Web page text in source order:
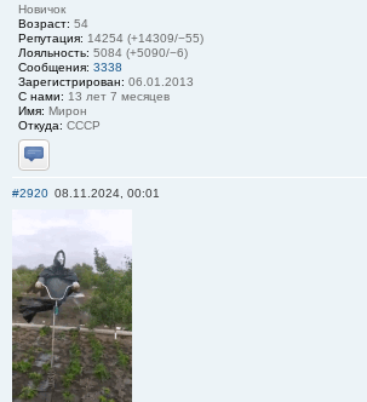
Новичок
Возраст: 54
Репутация: 14254 (+14309/−55)
Лояльность: 5084 (+5090/−6)
Сообщения: 3338
Зарегистрирован: 06.01.2013
С нами: 13 лет 7 месяцев
Имя: Мирон
Откуда: СССР
Отправить личное сообщение
#2920 08.11.2024, 00:01